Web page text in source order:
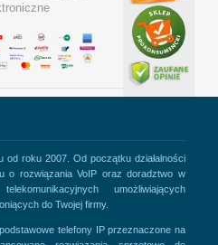
roku 2007. Od początku działalności
o rozwiązania VoIP oraz doradztwo w
umożliwiających
do Twojej firmy.
telefony IP przeznaczone na